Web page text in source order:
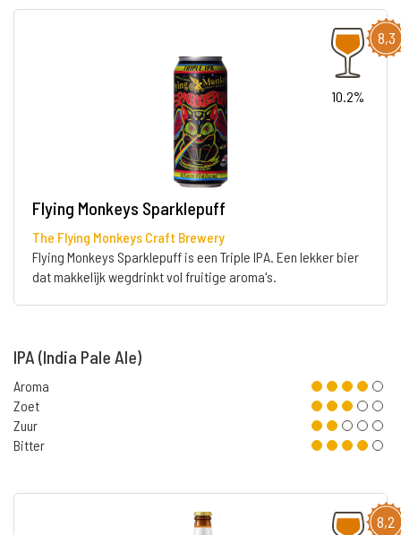
8,3
10.2%
Flying Monkeys Sparklepuff
The Flying Monkeys Craft Brewery
Flying Monkeys Sparklepuff is een Triple IPA. Een lekker bier
dat makkelijk wegdrinkt vol fruitige aroma's.
IPA (India Pale Ale)
Aroma
Zoet
Zuur
Bitter
8,2